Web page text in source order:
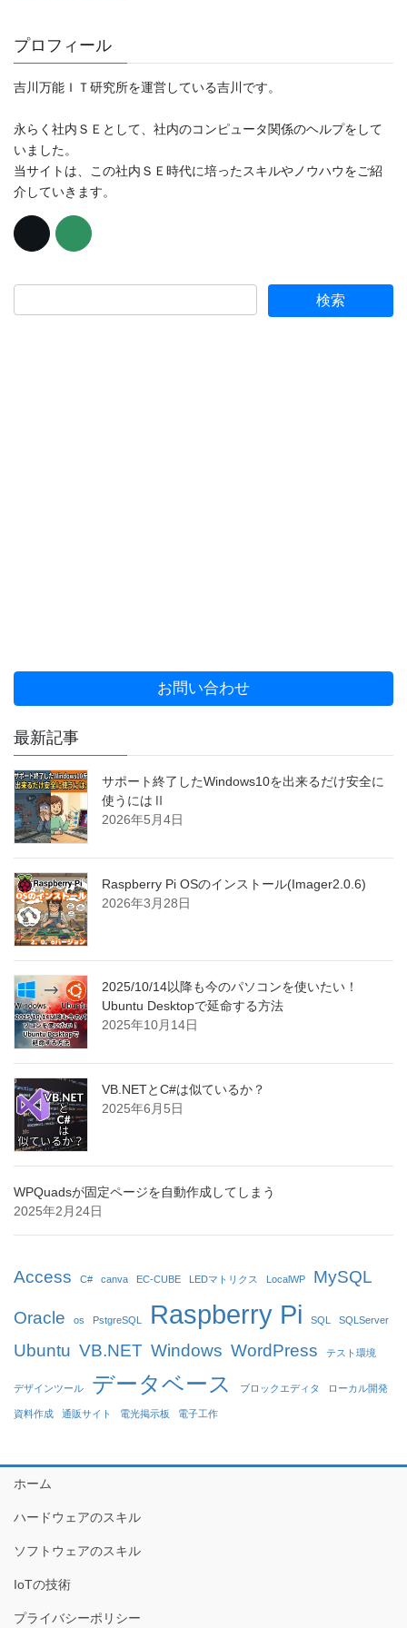
プロフィール
吉川万能ＩＴ研究所を運営している吉川です。
永らく社内ＳＥとして、社内のコンピュータ関係のヘルプをして
いました。
当サイトは、この社内ＳＥ時代に培ったスキルやノウハウをご紹
介していきます。
お問い合わせ
最新記事
サポート終了したWindows10を出来るだけ安全に
使うにはⅡ
2026年5月4日
Raspberry Pi OSのインストール(Imager2.0.6)
2026年3月28日
2025/10/14以降も今のパソコンを使いたい！
Ubuntu Desktopで延命する方法
2025年10月14日
VB.NETとC#は似ているか？
2025年6月5日
WPQuadsが固定ページを自動作成してしまう
2025年2月24日
Access C# canva EC-CUBE LEDマトリクス LocalWP MySQL
Oracle os PstgreSQL Raspberry Pi SQL SQLServer
Ubuntu VB.NET Windows WordPress テスト環境
デザインツール データベース ブロックエディタ ローカル開発
資料作成 通販サイト 電光掲示板 電子工作
ホーム
ハードウェアのスキル
ソフトウェアのスキル
IoTの技術
プライバシーポリシー